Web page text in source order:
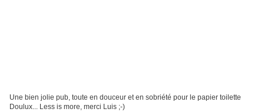
Une bien jolie pub, toute en douceur et en sobriété pour le papier toilette
Doulux... Less is more, merci Luis ;-)